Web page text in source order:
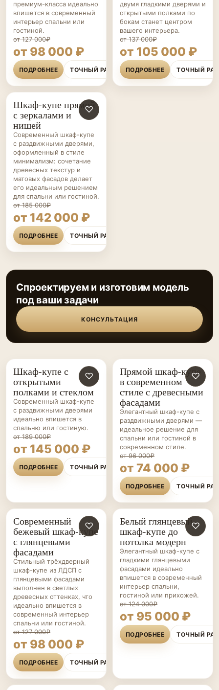
премиум-класса идеально
впишется в современный
интерьер спальни или
гостиной.
от 127 000₽
от 98 000 ₽
ПОДРОБНЕЕ ТОЧНЫЙ РАСЧЁТ
двумя гладкими дверями и
открытыми полками по
бокам станет центром
вашего интерьера.
от 137 000₽
от 105 000 ₽
ПОДРОБНЕЕ ТОЧНЫЙ
ШКАФЫ-
КУПЕ НА ЗАКАЗ
♡
Шкаф-купе прямой
с зеркалами и
нишей
Современный шкаф-купе
с раздвижными дверями,
оформленный в стиле
минимализм: сочетание
древесных текстур и
матовых фасадов делает
его идеальным решением
для спальни или гостиной.
от 185 000₽
от 142 000 ₽
ПОДРОБНЕЕ ТОЧНЫЙ РАСЧЁТ
Спроектируем и изготовим модель
под ваши задачи
КОНСУЛЬТАЦИЯ
ШКАФЫ-
КУПЕ НА ЗАКАЗ
♡
Шкаф-купе с
открытыми
полками и стеклом
Современный шкаф-купе
с раздвижными дверями
идеально впишется в
спальню или гостиную.
от 189 000₽
от 145 000 ₽
ПОДРОБНЕЕ ТОЧНЫЙ РАСЧЁТ
ШКАФЫ-
КУПЕ НА ЗАКАЗ
♡
Прямой шкаф-купе
в современном
стиле с древесными
фасадами
Элегантный шкаф-купе с
раздвижными дверями —
идеальное решение для
спальни или гостиной в
современном стиле.
от 96 000₽
от 74 000 ₽
ПОДРОБНЕЕ ТОЧНЫЙ
ШКАФЫ-
КУПЕ НА ЗАКАЗ
♡
Современный
бежевый шкаф-купе
с глянцевыми
фасадами
Стильный трёхдверный
шкаф-купе из ЛДСП с
глянцевыми фасадами
выполнен в светлых
древесных оттенках, что
идеально впишется в
современный интерьер
спальни или гостиной.
от 127 000₽
от 98 000 ₽
ПОДРОБНЕЕ ТОЧНЫЙ РАСЧЁТ
ШКАФЫ-
КУПЕ НА ЗАКАЗ
♡
Белый глянцевый
шкаф-купе до
потолка модерн
Элегантный шкаф-купе с
гладкими глянцевыми
фасадами идеально
впишется в современный
интерьер спальни,
гостиной или прихожей.
от 124 000₽
от 95 000 ₽
ПОДРОБНЕЕ ТОЧНЫЙ